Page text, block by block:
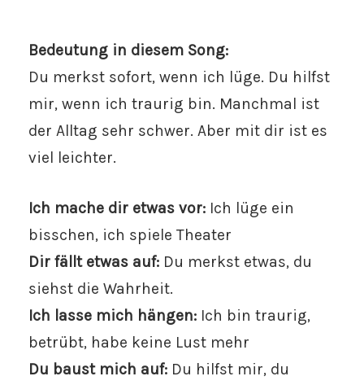
Bedeutung in diesem Song:
Du merkst sofort, wenn ich lüge. Du hilfst
mir, wenn ich traurig bin. Manchmal ist
der Alltag sehr schwer. Aber mit dir ist es
viel leichter.
Ich mache dir etwas vor: Ich lüge ein
bisschen, ich spiele Theater
Dir fällt etwas auf: Du merkst etwas, du
siehst die Wahrheit.
Ich lasse mich hängen: Ich bin traurig,
betrübt, habe keine Lust mehr
Du baust mich auf: Du hilfst mir, du